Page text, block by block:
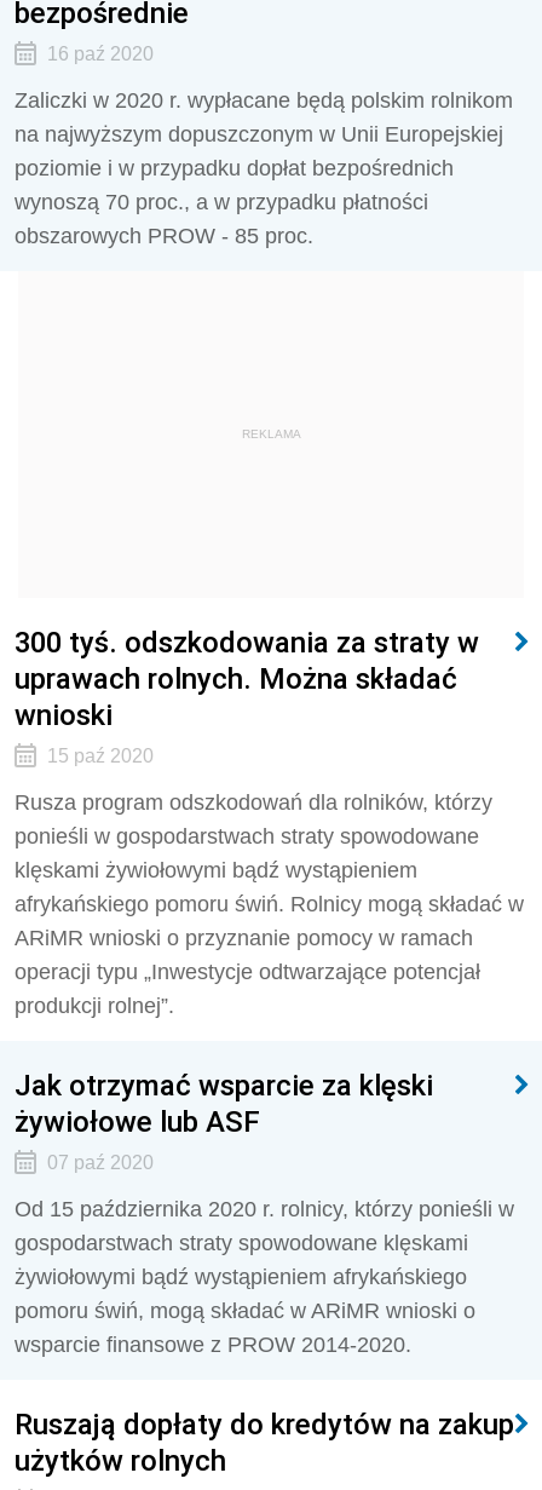
bezpośrednie
16 paź 2020
Zaliczki w 2020 r. wypłacane będą polskim rolnikom
na najwyższym dopuszczonym w Unii Europejskiej
poziomie i w przypadku dopłat bezpośrednich
wynoszą 70 proc., a w przypadku płatności
obszarowych PROW - 85 proc.
REKLAMA
300 tyś. odszkodowania za straty w
uprawach rolnych. Można składać
wnioski
15 paź 2020
Rusza program odszkodowań dla rolników, którzy
ponieśli w gospodarstwach straty spowodowane
klęskami żywiołowymi bądź wystąpieniem
afrykańskiego pomoru świń. Rolnicy mogą składać w
ARiMR wnioski o przyznanie pomocy w ramach
operacji typu „Inwestycje odtwarzające potencjał
produkcji rolnej”.
Jak otrzymać wsparcie za klęski
żywiołowe lub ASF
07 paź 2020
Od 15 października 2020 r. rolnicy, którzy ponieśli w
gospodarstwach straty spowodowane klęskami
żywiołowymi bądź wystąpieniem afrykańskiego
pomoru świń, mogą składać w ARiMR wnioski o
wsparcie finansowe z PROW 2014-2020.
Ruszają dopłaty do kredytów na zakup
użytków rolnych